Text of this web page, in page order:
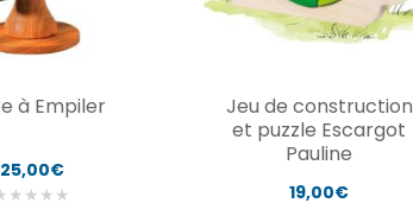
à Empiler
25,00€
★ ★ ★ ★
Jeu de construction
et puzzle Escargot
Pauline
19,00€